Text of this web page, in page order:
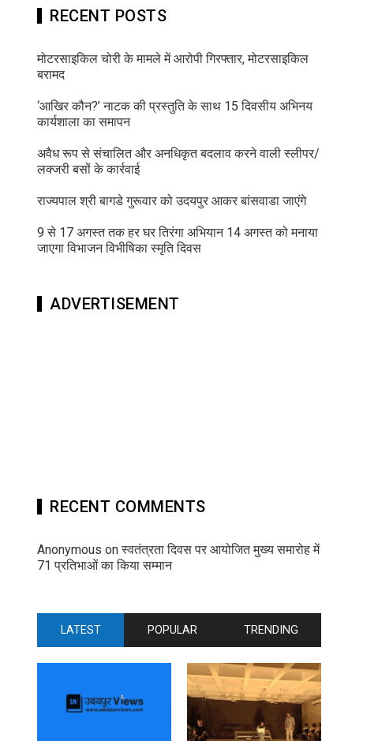
RECENT POSTS
मोटरसाइकिल चोरी के मामले में आरोपी गिरफ्तार, मोटरसाइकिल
बरामद
‘आखिर कौन?’ नाटक की प्रस्तुति के साथ 15 दिवसीय अभिनय
कार्यशाला का समापन
अवैध रूप से संचालित और अनधिकृत बदलाव करने वाली स्लीपर/
लक्जरी बसों के कार्रवाई
राज्यपाल श्री बागडे गुरूवार को उदयपुर आकर बांसवाडा जाएंगे
9 से 17 अगस्त तक हर घर तिरंगा अभियान 14 अगस्त को मनाया
जाएगा विभाजन विभीषिका स्मृति दिवस
ADVERTISEMENT
RECENT COMMENTS
Anonymous onस्वतंत्रता दिवस पर आयोजित मुख्य समारोह में
71 प्रतिभाओं का किया सम्मान
LATEST POPULAR TRENDING